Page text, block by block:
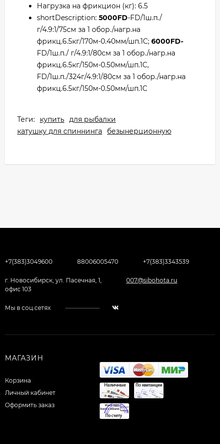
Нагрузка на фрикцион (кг): 6.5
shortDescription: 5000FD-FD/1ш.п./
г/4.9:1/75см за 1 обор./нагр.на
фрикц.6.5кг/170м-0.40мм/шп.1C; 6000FD-
FD/1ш.п./ г/4.9:1/80см за 1 обор./нагр.на
фрикц.6.5кг/150м-0.50мм/шп.1C,
FD/1ш.п./324г/4.9:1/80см за 1 обор./нагр.на
фрикц.6.5кг/150м-0.50мм/шп.1C
Теги: купить для рыбалки
катушку для спиннинга
безынерционную
+7(383)3049600 88006005470 +7(383)3343539
г. Новосибирск, ул. Пасечная, 1,
офис 103
007@sibohota.ru
Мы в соц.сетях
МАГАЗИН
Корзина
Личный кабинет
Оформить заказ